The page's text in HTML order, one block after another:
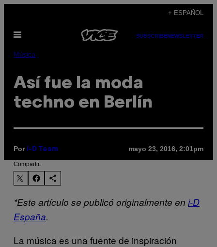
contenido
+ ESPAÑOL
Abrir
SUBSCRIBENEWSLETTER
Música
Así fue la moda
techno en Berlín
Por i-D Team mayo 23, 2016, 2:01pm
Compartir:
*Este artículo se publicó originalmente en i-D
España.
La música es una fuente de inspiración